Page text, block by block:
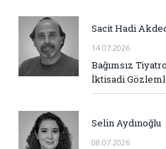
Sacit Hadi
14.07.2026
Bağımsız
İktisadi
Selin Aydınoğlu
08.07.2026